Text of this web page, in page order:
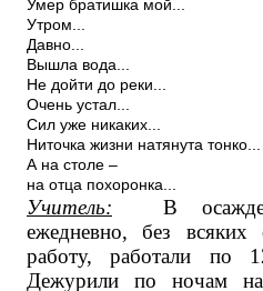
Умер братишка мой...
Утром...
Давно...
Вышла вода...
Не дойти до реки...
Очень устал...
Сил уже никаких...
Ниточка жизни натянута тонко...
А на столе –
на отца похоронка...
Учитель: В
ежедневно, без
работу, работали по
Дежурили по ночам